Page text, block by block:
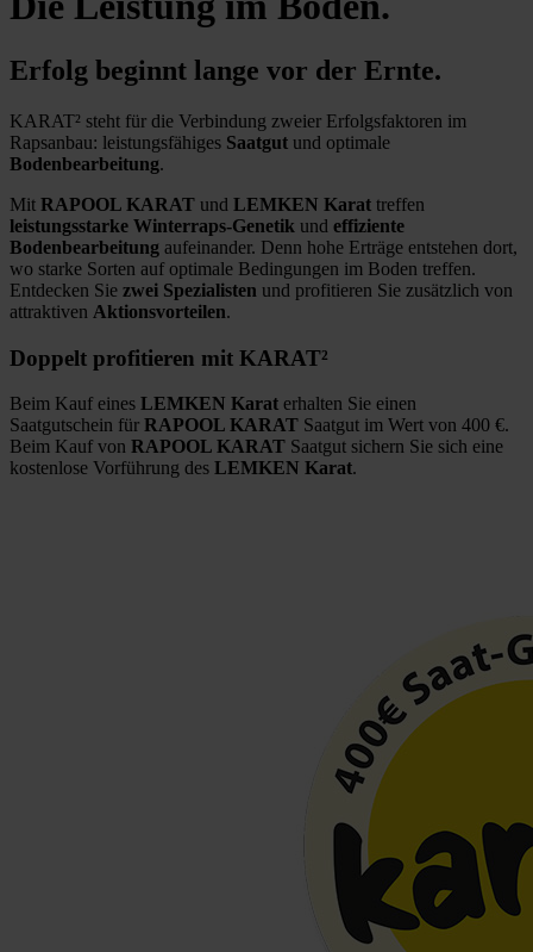
Erfolg beginnt lange vor der Ernte.
KARAT² steht für die Verbindung zweier Erfolgsfaktoren im
Rapsanbau: leistungsfähiges Saatgut und optimale
Bodenbearbeitung.
Mit RAPOOL KARAT und LEMKEN Karat treffen
leistungsstarke Winterraps-Genetik und effiziente
Bodenbearbeitung aufeinander. Denn hohe Erträge entstehen dort,
wo starke Sorten auf optimale Bedingungen im Boden treffen.
Entdecken Sie zwei Spezialisten und profitieren Sie zusätzlich von
attraktiven Aktionsvorteilen.
Doppelt profitieren mit KARAT²
Beim Kauf eines LEMKEN Karat erhalten Sie einen
Saatgutschein für RAPOOL KARAT Saatgut im Wert von 400 €.
Beim Kauf von RAPOOL KARAT Saatgut sichern Sie sich eine
kostenlose Vorführung des LEMKEN Karat.